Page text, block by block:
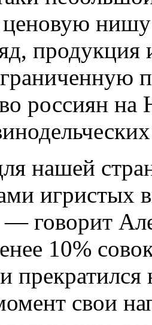
россиян на
нашей
игристых
— говорит
10%
прекратился
свои